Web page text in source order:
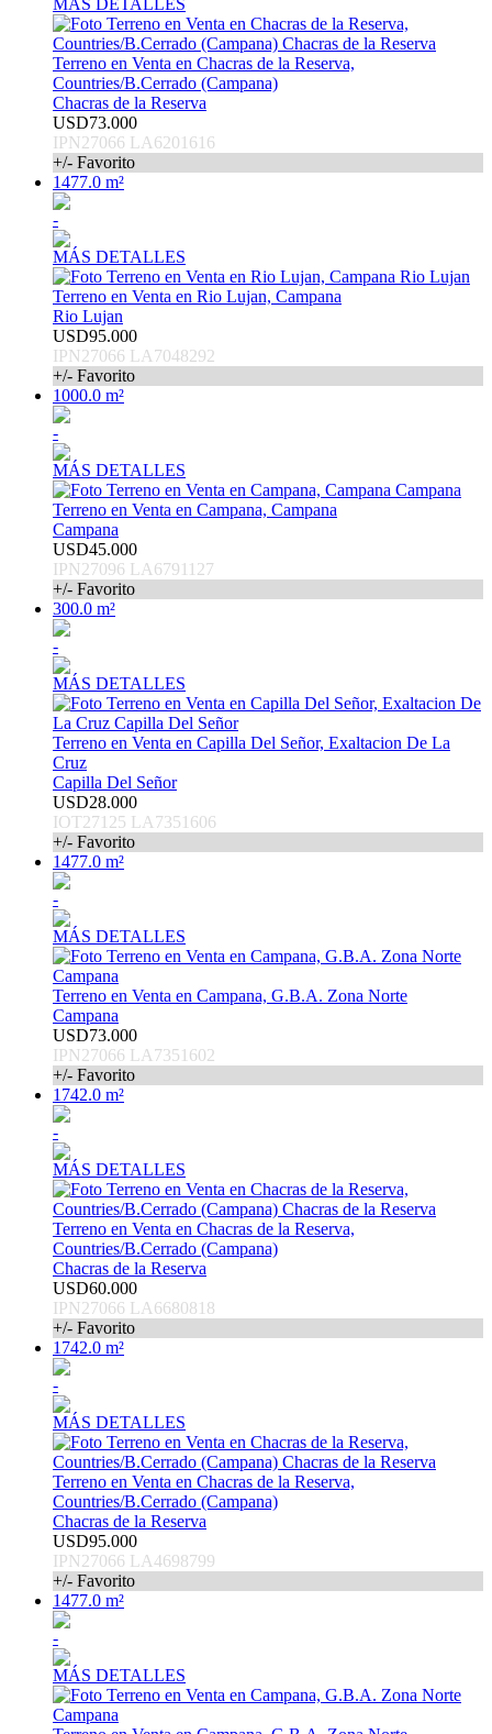
Terreno en Venta en Chacras de la Reserva,
Countries/B.Cerrado (Campana)
Chacras de la Reserva
USD73.000
IPN27066 LA6201616
+/- Favorito
1477.0 m²
-
MÁS DETALLES
Terreno en Venta en Rio Lujan, Campana
Rio Lujan
USD95.000
IPN27066 LA7048292
+/- Favorito
1000.0 m²
-
MÁS DETALLES
Terreno en Venta en Campana, Campana
Campana
USD45.000
IPN27096 LA6791127
+/- Favorito
300.0 m²
-
MÁS DETALLES
Terreno en Venta en Capilla Del Señor, Exaltacion De La
Cruz
Capilla Del Señor
USD28.000
IOT27125 LA7351606
+/- Favorito
1477.0 m²
-
MÁS DETALLES
Terreno en Venta en Campana, G.B.A. Zona Norte
Campana
USD73.000
IPN27066 LA7351602
+/- Favorito
1742.0 m²
-
MÁS DETALLES
Terreno en Venta en Chacras de la Reserva,
Countries/B.Cerrado (Campana)
Chacras de la Reserva
USD60.000
IPN27066 LA6680818
+/- Favorito
1742.0 m²
-
MÁS DETALLES
Terreno en Venta en Chacras de la Reserva,
Countries/B.Cerrado (Campana)
Chacras de la Reserva
USD95.000
IPN27066 LA4698799
+/- Favorito
1477.0 m²
-
MÁS DETALLES